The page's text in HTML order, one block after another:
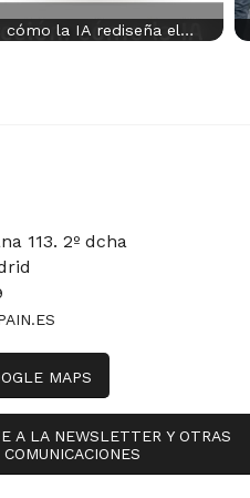
cómo la IA rediseña el…
113. 2º dcha
MAPS
A LA NEWSLETTER Y OTRAS
COMUNICACIONES